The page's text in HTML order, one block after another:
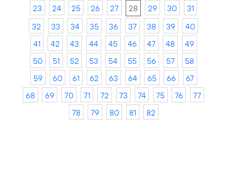
23
24 25 26 27 28 29 30
31
32
33 34 35 36 37 38 39
40
41
42 43 44 45 46 47 48
49
50
51 52 53 54 55 56 57
58
59
60 61 62 63 64 65 66
67
68
69 70 71 72 73 74 75 76
77
78
79 80 81 82